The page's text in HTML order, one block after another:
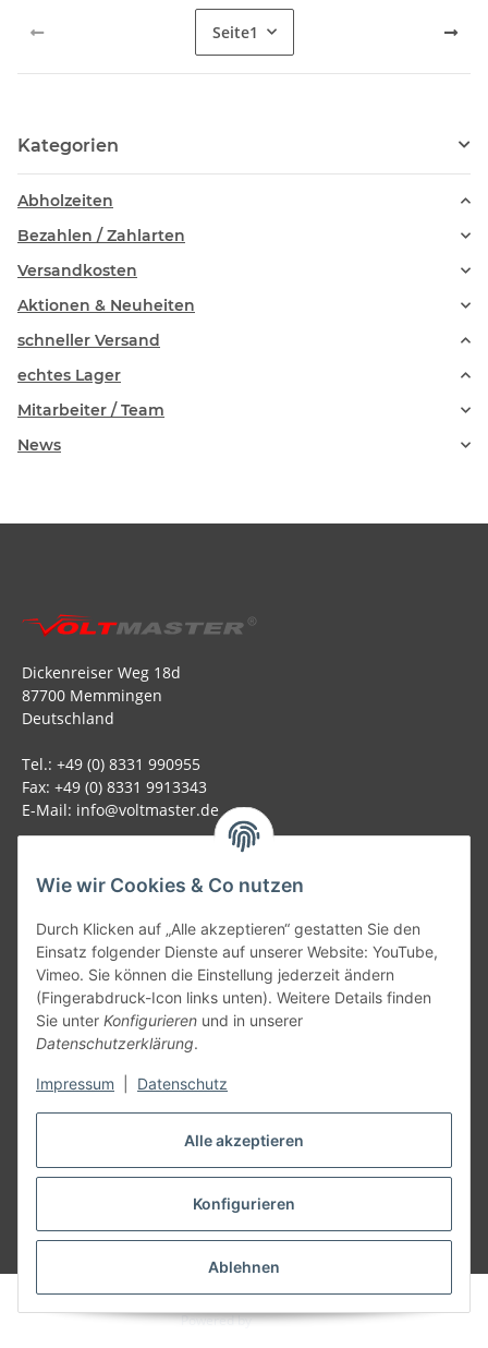
Alle akzeptieren
Konfigurieren
Ablehnen
Wie wir Cookies & Co nutzen
Durch Klicken auf „Alle akzeptieren“ gestatten Sie den
Einsatz folgender Dienste auf unserer Website: YouTube,
Vimeo. Sie können die Einstellung jederzeit ändern
(Fingerabdruck-Icon links unten). Weitere Details finden
Sie unter Konfigurieren und in unserer
Datenschutzerklärung.
Impressum Datenschutz
Seite1
Kategorien
Abholzeiten
Bezahlen / Zahlarten
Versandkosten
Aktionen & Neuheiten
schneller Versand
echtes Lager
Mitarbeiter / Team
News
Dickenreiser Weg 18d
87700 Memmingen
Deutschland
Tel.: +49 (0) 8331 990955
Fax: +49 (0) 8331 9913343
E-Mail: info@voltmaster.de
Allgemein
Teil unseres Netzwerks:
SmoliTec - Safety. Simplified. Worldwide. ( B2B Shop )
Vertrag widerrufen
* Alle Preise inkl. gesetzlicher USt., zzgl.Versand
© voltmaster.de
Powered byJTL-Shop